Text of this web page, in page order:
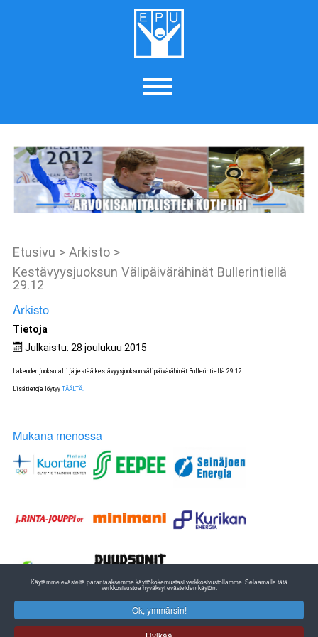
Etusivu > Arkisto >
Kestävyysjuoksun Välipäivärähinät Bullerintiellä
29.12
Arkisto
Tietoja
Julkaistu: 28 joulukuu 2015
Lakeuden juoksutalli järjestää kestävyysjuoksun välipäivärähinät Bullerintiellä 29.12.
Lisätietoja löytyyTÄÄLTÄ.
Mukana menossa
Käytämme evästeitä parantaaksemme käyttökokemustasi verkkosivustollamme. Selaamalla tätä
verkkosivustoa hyväksyt evästeiden käytön.
Ok, ymmärsin!